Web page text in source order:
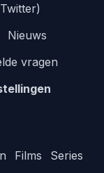
Nieuws
vragen
Films
Series